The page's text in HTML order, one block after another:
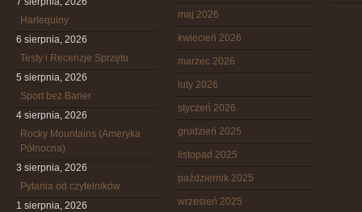
Harlequiny
6 sierpnia, 2026
Testy i Recenzje Sprzętu
5 sierpnia, 2026
Sport bez Barier
4 sierpnia, 2026
Rocky Mountains (Ameryka
Północna)
3 sierpnia, 2026
Pytania od czytelników
1 sierpnia, 2026
maj 2026
kwiecień 2026
marzec 2026
luty 2026
styczeń 2026
grudzień 2025
listopad 2025
październik 2025
wrzesień 2025